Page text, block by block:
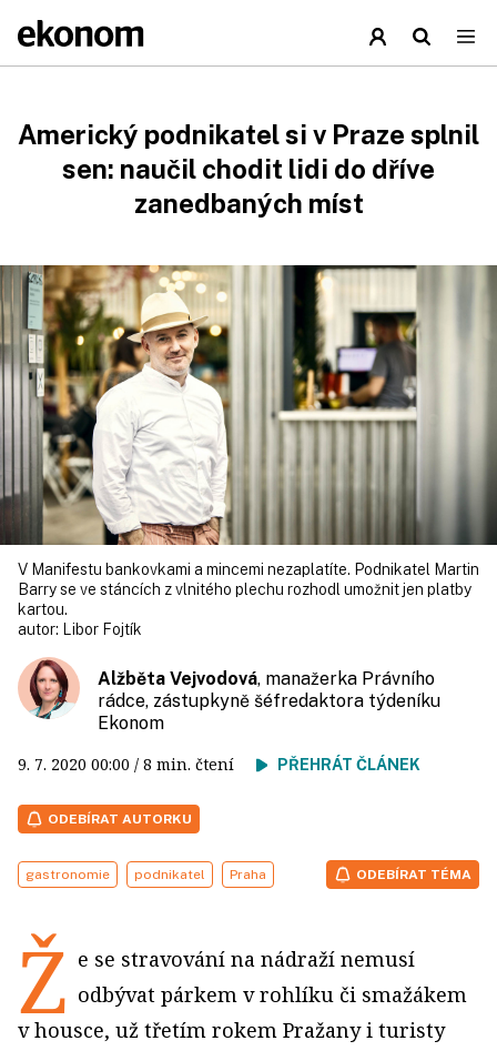
Americký podnikatel si v Praze splnil
sen: naučil chodit lidi do dříve
zanedbaných míst
V Manifestu bankovkami a mincemi nezaplatíte. Podnikatel Martin
Barry se ve stáncích z vlnitého plechu rozhodl umožnit jen platby
kartou.
autor:
Libor Fojtík
Alžběta Vejvodová, manažerka Právního
rádce, zástupkyně šéfredaktora týdeníku
Ekonom
9. 7. 2020 00:00 / 8 min. čtení PŘEHRÁT ČLÁNEK
ODEBÍRAT AUTORKU
gastronomie podnikatel Praha ODEBÍRAT TÉMA
Ž e se stravování na nádraží nemusí
odbývat párkem v rohlíku či smažákem
v housce, už třetím rokem Pražany i turisty